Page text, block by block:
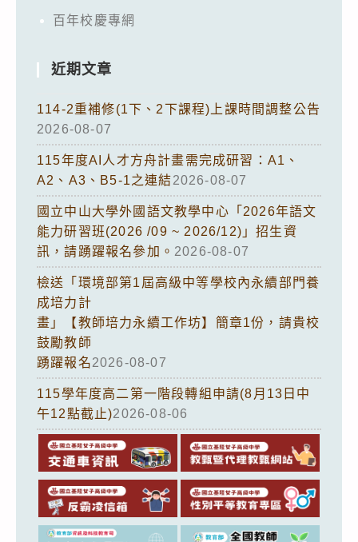
百年校慶專網
近期文章
114-2重補修(1下、2下課程)上課時間調整公告
2026-08-07
115年度AI人才方舟計畫需完成研習：A1、
A2、A3、B5-1之連結2026-08-07
國立中山大學外國語文教學中心「2026年語文
能力研習班(2026 /09 ~ 2026/12)」招生資
訊，請踴躍報名參加。 2026-08-07
檢送「環境部第1屆高級中等學校內永續部門養
成培力計
畫」【教師培力永續工作坊】簡章1份，請貴校
鼓勵教師
踴躍報名2026-08-07
115學年度高二第一階段轉組申請(8月13日中
午12點截止)2026-08-06